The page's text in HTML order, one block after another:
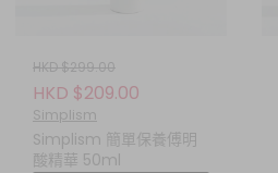
HKD $299.00
HKD $209.00
Simplism
Simplism 簡單保養傅明
酸精華 50ml